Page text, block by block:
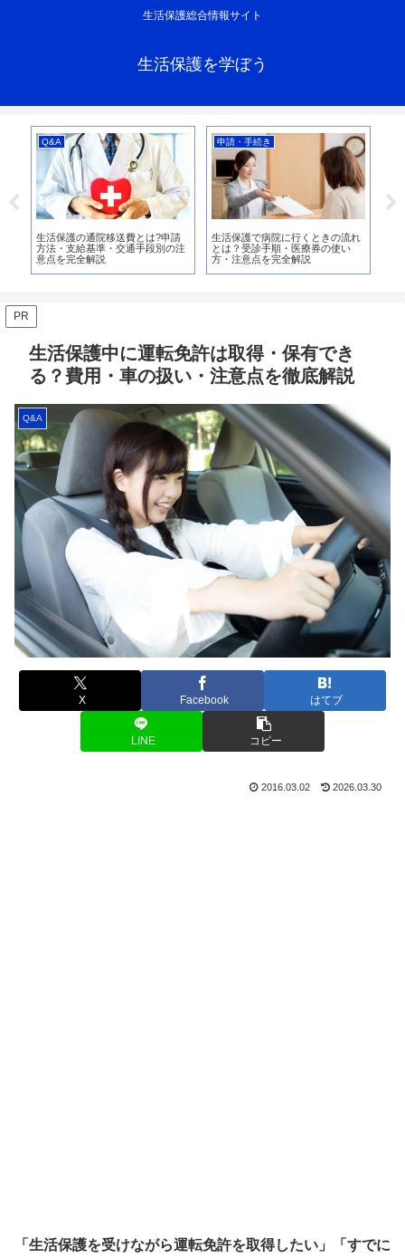
生活保護総合情報サイト
生活保護を学ぼう
Q&A
生活保護の通院移送費とは?申請
方法・支給基準・交通手段別の注
意点を完全解説
申請・手続き
生活保護で病院に行くときの流れ
とは？受診手順・医療券の使い
方・注意点を完全解説
PR
生活保護中に運転免許は取得・保有でき
る？費用・車の扱い・注意点を徹底解説
Q&A
X Facebook はてブ
LINE コピー
2016.03.02 2026.03.30
「生活保護を受けながら運転免許を取得したい」「すでに